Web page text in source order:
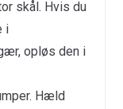
skål. Hvis du
i
opløs den i
Hæld